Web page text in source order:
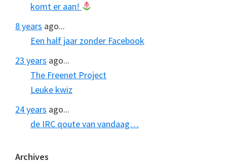
komt er aan!
8 years ago...
Een half jaar zonder Facebook
23 years ago...
The Freenet Project
Leuke kwiz
24 years ago...
de IRC qoute van vandaag…
Archives